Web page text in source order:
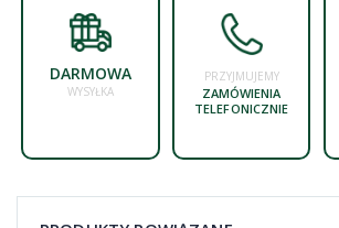
DARMOWA
WYSYŁKA
PRZYJMUJEMY
ZAMÓWIENIA
TELEFONICZNIE